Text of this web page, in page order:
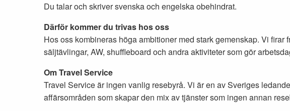
Du talar och skriver svenska och engelska obehindrat.
Därför kommer du trivas hos oss
Hos oss kombineras höga ambitioner med stark gemenskap. Vi firar
säljtävlingar, AW, shuffleboard och andra aktiviteter som gör
Om Travel Service
Travel Service är ingen vanlig resebyrå. Vi är en av Sveriges
affärsområden som skapar den mix av tjänster som ingen annan